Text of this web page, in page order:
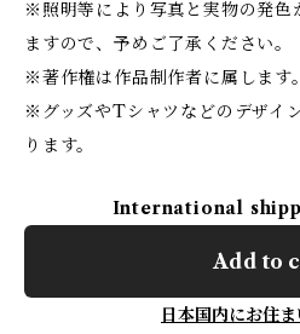
※照明等により写真と実物の発色
ますので、予めご了承ください。
※著作権は作品制作者に属します。
※グッズやTシャツなどのデザイ
ります。
International
Add to
日本国内にお住